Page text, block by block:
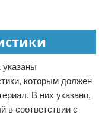
указаны
которым должен
В них указано,
в соответствии с